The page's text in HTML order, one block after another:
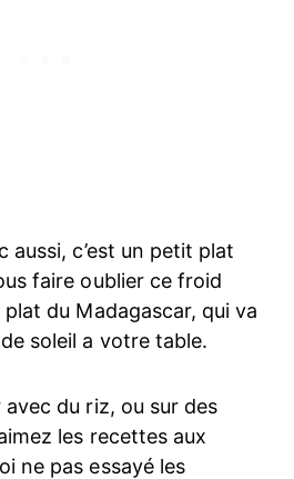
aussi, c’est un petit plat
faire oublier ce froid
du Madagascar, qui va
soleil a votre table.
avec du riz, ou sur des
les recettes aux
ne pas essayé les